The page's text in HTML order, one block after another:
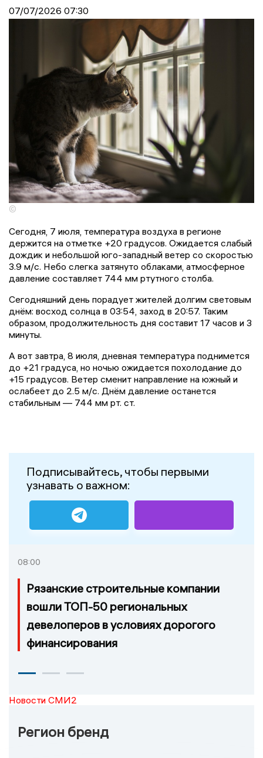
07/07/2026 07:30
©
Сегодня, 7 июля, температура воздуха в регионе
держится на отметке +20 градусов. Ожидается слабый
дождик и небольшой юго-западный ветер со скоростью
3.9 м/с. Небо слегка затянуто облаками, атмосферное
давление составляет 744 мм ртутного столба.
Сегодняшний день порадует жителей долгим световым
днём: восход солнца в 03:54, заход в 20:57. Таким
образом, продолжительность дня составит 17 часов и 3
минуты.
А вот завтра, 8 июля, дневная температура поднимется
до +21 градуса, но ночью ожидается похолодание до
+15 градусов. Ветер сменит направление на южный и
ослабеет до 2.5 м/с. Днём давление останется
стабильным — 744 мм рт. ст.
Подписывайтесь, чтобы первыми
узнавать о важном:
08:00
Рязанские строительные компании
вошли ТОП-50 региональных
девелоперов в условиях дорогого
финансирования
Новости СМИ2
Регион бренд